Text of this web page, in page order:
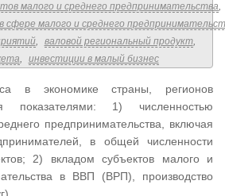
малого и среднего предпринимательства,
сфере малого и среднего
, валовой региональный продукт,
, инвестиции в малый бизнес
в экономике страны, регионов
показателями: 1) численностью
предпринимательства, включая
в общей численности
2) вкладом субъектов малого и
в ВВП (ВРП), производство